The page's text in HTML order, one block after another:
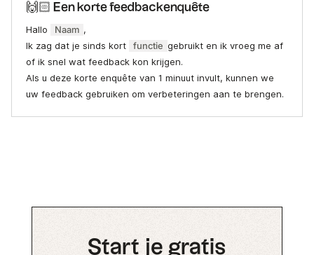
🙌🏻 Een korte feedbackenquête
Hallo Naam ,
Ik zag dat je sinds kort
functie gebruikt en ik vroeg me af
of ik snel wat feedback kon krijgen.
Als u deze korte enquête van 1 minuut invult, kunnen we
uw feedback gebruiken om verbeteringen aan te brengen.
Start je gratis